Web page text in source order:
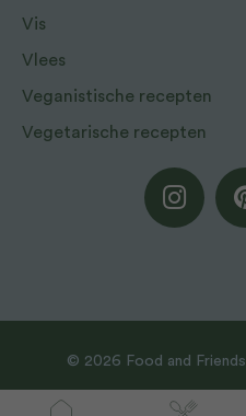
Vis
Vlees
Veganistische recepten
Vegetarische recepten
© 2026 Food and Friends